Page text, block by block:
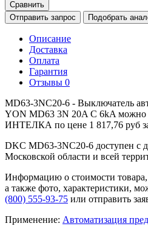
Сравнить
Отправить запрос
Подобрать
Описание
Доставка
Оплата
Гарантия
Отзывы 0
MD63-3NC20-6 - Выключатель
YON MD63 3N 20A C 6kA можно
ИНТЕЛКА по цене 1 817,76 руб
DKC MD63-3NC20-6 доступен с
Московской области и всей
Информацию о стоимости
а также фото, характеристики,
(800) 555-93-75 или отправить
Применение: Автоматизация